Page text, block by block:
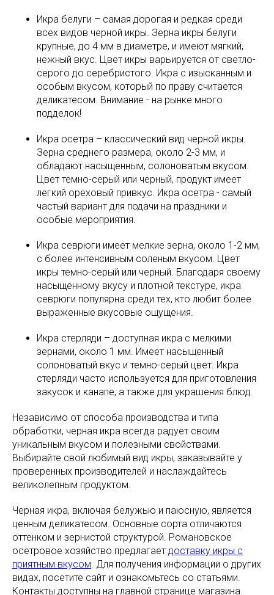
Икра белуги – самая дорогая и редкая среди
всех видов черной икры. Зерна икры белуги
крупные, до 4 мм в диаметре, и имеют мягкий,
нежный вкус. Цвет икры варьируется от светло-
серого до серебристого. Икра с изысканным и
особым вкусом, который по праву считается
деликатесом. Внимание - на рынке много
подделок!
Икра осетра – классический вид черной икры.
Зерна среднего размера, около 2-3 мм, и
обладают насыщенным, солоноватым вкусом.
Цвет темно-серый или черный, продукт имеет
легкий ореховый привкус. Икра осетра - самый
частый вариант для подачи на праздники и
особые мероприятия.
Икра севрюги имеет мелкие зерна, около 1-2 мм,
с более интенсивным соленым вкусом. Цвет
икры темно-серый или черный. Благодаря своему
насыщенному вкусу и плотной текстуре, икра
севрюги популярна среди тех, кто любит более
выраженные вкусовые ощущения.
Икра стерляди – доступная икра с мелкими
зернами, около 1 мм. Имеет насыщенный
солоноватый вкус и темно-серый цвет. Икра
стерляди часто используется для приготовления
закусок и канапе, а также для украшения блюд.
Независимо от способа производства и типа
обработки, черная икра всегда радует своим
уникальным вкусом и полезными свойствами.
Выбирайте свой любимый вид икры, заказывайте у
проверенных производителей и наслаждайтесь
великолепным продуктом.
Черная икра, включая белужью и паюсную, является
ценным деликатесом. Основные сорта отличаются
оттенком и зернистой структурой. Романовское
осетровое хозяйство предлагает доставку икры с
приятным вкусом. Для получения информации о других
видах, посетите сайт и ознакомьтесь со статьями.
Контакты доступны на главной странице магазина.